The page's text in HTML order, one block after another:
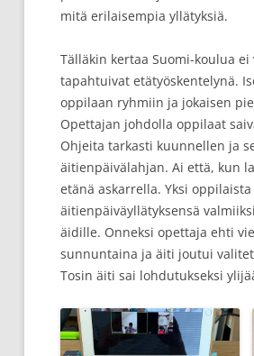
mitä erilaisempia yllätyksiä.
Tälläkin kertaa Suomi-koulua
tapahtuivat etätyöskentelynä.
oppilaan ryhmiin ja jokaisen
Opettajan johdolla oppilaat
Ohjeita tarkasti kuunnellen ja
äitienpäivälahjan. Ai että, kun
etänä askarrella. Yksi
äitienpäiväyllätyksensä
äidille. Onneksi opettaja ehti
sunnuntaina ja äiti joutui
Tosin äiti sai lohdutukseksi